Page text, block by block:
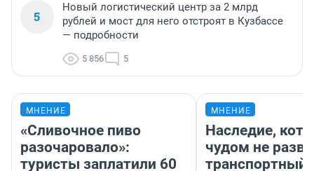
5
Новый логистический центр за 2 млрд
рублей и мост для него отстроят в Кузбассе
— подробности
5 856 5
МНЕНИЕ
«Сливочное пиво
разочаровало»:
туристы заплатили 60
МНЕНИЕ
Наследие,
чудом не
транспортный